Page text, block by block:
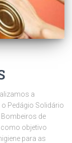
a
Pedágio Solidário
de
como objetivo
para as